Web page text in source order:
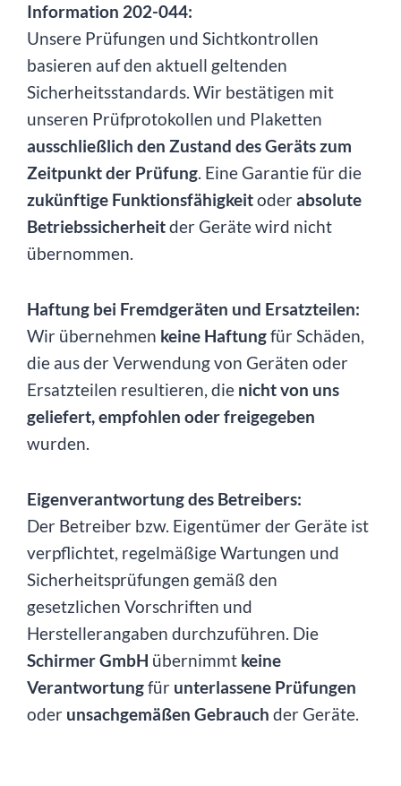
Information 202-044:
Unsere Prüfungen und Sichtkontrollen
basieren auf den aktuell geltenden
Sicherheitsstandards. Wir bestätigen mit
unseren Prüfprotokollen und Plaketten
ausschließlich den Zustand des Geräts zum
Zeitpunkt der Prüfung. Eine Garantie für die
zukünftige Funktionsfähigkeitoderabsolute
Betriebssicherheitder Geräte wird nicht
übernommen.
Haftung bei Fremdgeräten und Ersatzteilen:
Wir übernehmen keine Haftungfür Schäden,
die aus der Verwendung von Geräten oder
Ersatzteilen resultieren, die nicht von uns
geliefert, empfohlen oder freigegeben
wurden.
Eigenverantwortung des Betreibers:
Der Betreiber bzw. Eigentümer der Geräte ist
verpflichtet, regelmäßige Wartungen und
Sicherheitsprüfungen gemäß den
gesetzlichen Vorschriften und
Herstellerangaben durchzuführen. Die
Schirmer GmbH übernimmt keine
Verantwortungfür unterlassene Prüfungen
oder unsachgemäßen Gebrauch der Geräte.